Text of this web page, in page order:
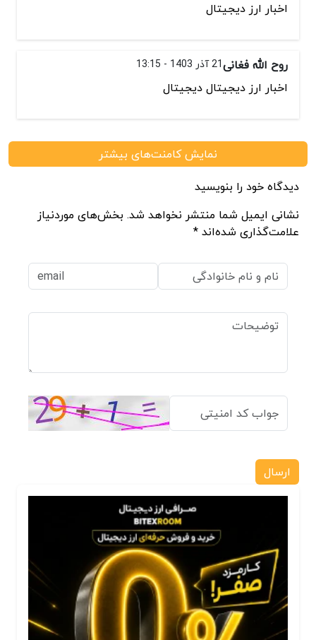
اخبار ارز دیجیتال
روح الله فغانی21 آذر 1403 - 13:15
اخبار ارز دیجیتال دیجیتال
نمایش کامنت‌های بیشتر
دیدگاه خود را بنویسید
نشانی ایمیل شما منتشر نخواهد شد. بخش‌های موردنیاز
علامت‌گذاری شده‌اند *
ارسال